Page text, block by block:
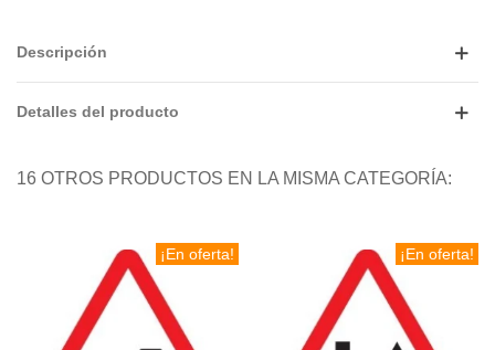
Descripción
Detalles del producto
16 OTROS PRODUCTOS EN LA MISMA CATEGORÍA:
¡En oferta! ¡En oferta!